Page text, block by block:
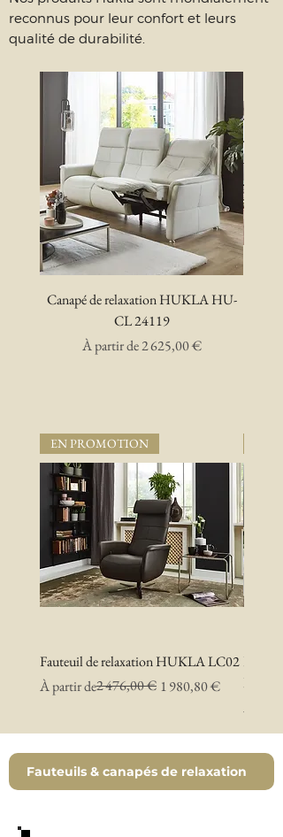
reconnus pour leur confort et leurs
qualité de durabilité.
Canapé de relaxation HUKLA HU-
CL 24119
À partir de2 625,00 €
Prix promotionnel
EN PROMOTION
Fauteuil de relaxation HUKLA LC02
À partir de
Prix original2 476,00 € 1 980,80 €
Prix promotionnel
À partir
Fauteuils & canapés de relaxation